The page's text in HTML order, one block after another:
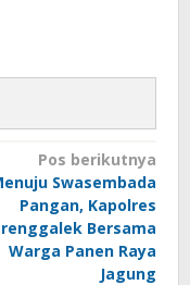
Pos berikutnya
Swasembada
Pangan, Kapolres
Bersama
Warga Panen Raya
Jagung